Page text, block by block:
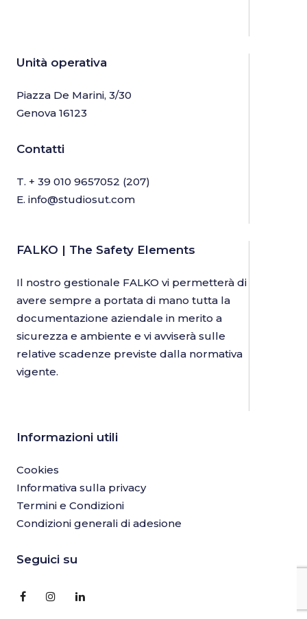
Unità operativa
Piazza De Marini, 3/30
Genova 16123
Contatti
T. + 39 010 9657052 (207)
E. info@studiosut.com
FALKO | The Safety Elements
Il nostro gestionale FALKO vi permetterà di
avere sempre a portata di mano tutta la
documentazione aziendale in merito a
sicurezza e ambiente e vi avviserà sulle
relative scadenze previste dalla normativa
vigente.
Informazioni utili
Cookies
Informativa sulla privacy
Termini e Condizioni
Condizioni generali di adesione
Seguici su